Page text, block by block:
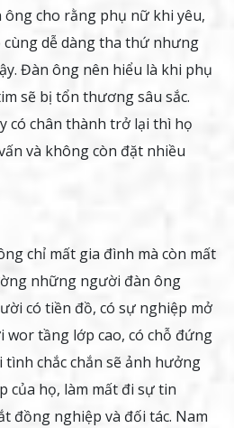
cho rằng phụ nữ khi yêu,
cùng dễ dàng tha thứ nhưng
Đàn ông nên hiểu là khi phụ
sẽ bị tổn thương sâu sắc.
có chân thành trở lại thì họ
và không còn đặt nhiều
chỉ mất gia đình mà còn mất
những người đàn ông
có tiền đồ, có sự nghiệp mở
tầng lớp cao, có chỗ đứng
chắc chắn sẽ ảnh hưởng
của họ, làm mất đi sự tin
đồng nghiệp và đối tác. Nam